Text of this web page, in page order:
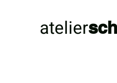
atelier